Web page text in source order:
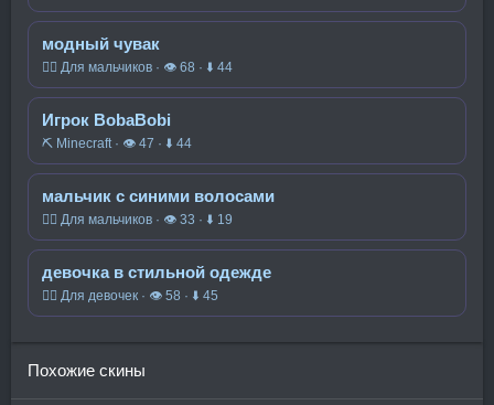
модный чувак
🧍‍♂️ Для мальчиков · 👁 68 · ⬇ 44
Игрок BobaBobi
⛏️ Minecraft · 👁 47 · ⬇ 44
мальчик с синими волосами
🧍‍♂️ Для мальчиков · 👁 33 · ⬇ 19
девочка в стильной одежде
🧍‍♀️ Для девочек · 👁 58 · ⬇ 45
Похожие скины